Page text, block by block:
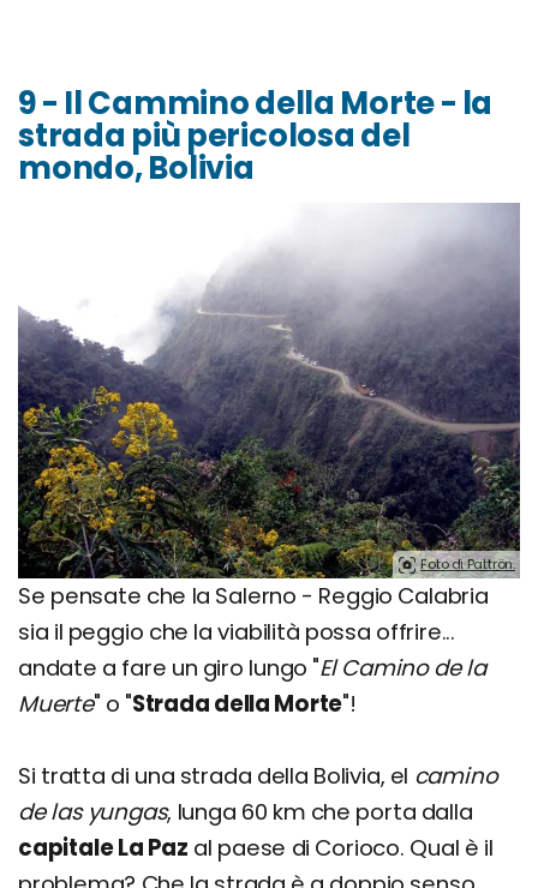
9 - Il Cammino della Morte - la
strada più pericolosa del
mondo, Bolivia
Foto di Pattrön.
Se pensate che la Salerno - Reggio Calabria
sia il peggio che la viabilità possa offrire...
andate a fare un giro lungo "El Camino de la
Muerte" o "Strada della Morte"!
Si tratta di una strada della Bolivia, el camino
de las yungas, lunga 60 km che porta dalla
capitale La Paz al paese di Corioco. Qual è il